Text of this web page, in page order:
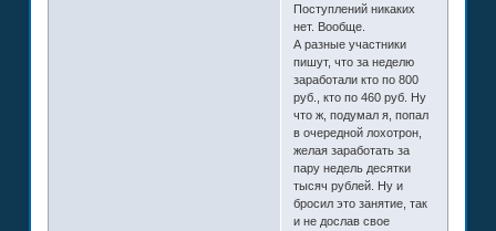
Поступлений никаких
нет. Вообще.
А разные участники
пишут, что за неделю
заработали кто по 800
руб., кто по 460 руб. Ну
что ж, подумал я, попал
в очередной лохотрон,
желая заработать за
пару недель десятки
тысяч рублей. Ну и
бросил это занятие, так
и не дослав свое